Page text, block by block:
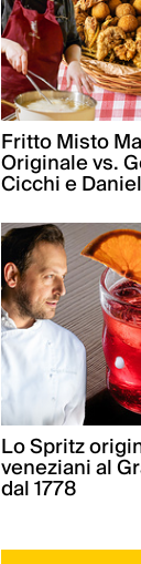
Fritto Misto
Originale vs.
Cicchi e
Lo Spritz
veneziani al
dal 1778